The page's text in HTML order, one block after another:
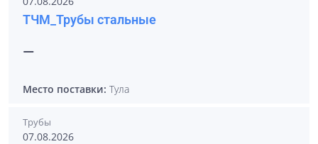
ТЧМ_Трубы стальные
—
Место поставки: Тула
Трубы
07.08.2026